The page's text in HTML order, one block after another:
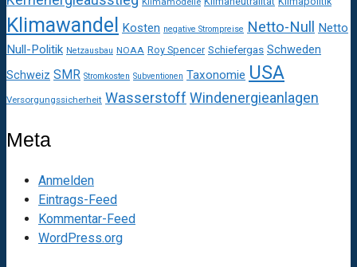
Klimawandel Kosten negative Strompreise Netto-Null
Netto
Null-Politik Netzausbau NOAA Roy Spencer Schiefergas Schweden
Schweiz SMR Stromkosten Subventionen Taxonomie USA
Versorgungssicherheit Wasserstoff Windenergieanlagen
Meta
Anmelden
Eintrags-Feed
Kommentar-Feed
WordPress.org